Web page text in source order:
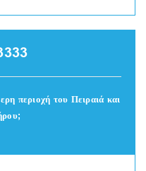
περιοχή του Πειραιά και